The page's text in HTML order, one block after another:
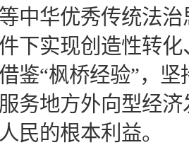
中华优秀传统法
下实现创造性转
鉴“枫桥经验”，
务地方外向型经
民的根本利益。